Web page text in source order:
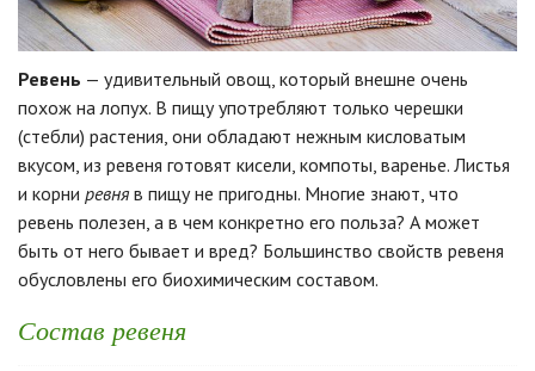
Ревень — удивительный овощ, который внешне очень
похож на лопух. В пищу употребляют только черешки
(стебли) растения, они обладают нежным кисловатым
вкусом, из ревеня готовят кисели, компоты, варенье. Листья
и корни ревняв пищу не пригодны. Многие знают, что
ревень полезен, а в чем конкретно его польза? А может
быть от него бывает и вред? Большинство свойств ревеня
обусловлены его биохимическим составом.
Состав ревеня